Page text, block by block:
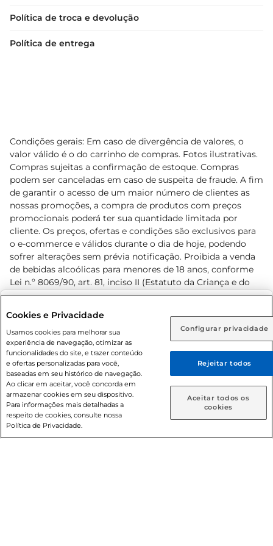
Rio de Janeiro (RJ) Goiás (GO)
Ou
Caso queira comprar online, informe como deseja receber
suas compras:
Entrega em casa Retire em Loja
Política de troca e devolução
Política de entrega
Condições gerais: Em caso de divergência de valores, o
valor válido é o do carrinho de compras. Fotos ilustrativas.
Compras sujeitas a confirmação de estoque. Compras
podem ser canceladas em caso de suspeita de fraude. A fim
de garantir o acesso de um maior número de clientes as
nossas promoções, a compra de produtos com preços
promocionais poderá ter sua quantidade limitada por
cliente. Os preços, ofertas e condições são exclusivos para
o e-commerce e válidos durante o dia de hoje, podendo
sofrer alterações sem prévia notificação. Proibida a venda
de bebidas alcoólicas para menores de 18 anos, conforme
Lei n.º 8069/90, art. 81, inciso II (Estatuto da Criança e do
Adolescente). Preços e condições exclusivos para o
prévio. O valor mínimo para as compras on-line é de R$
80,00.
© 2026 Copyright. Todos os direitos
reservados Prezunic.
Cookies e Privacidade
Usamos cookies para melhorar sua
experiência de navegação, otimizar as
funcionalidades do site, e trazer conteúdo
e ofertas personalizadas para você,
baseadas em seu histórico de navegação.
Ao clicar em aceitar, você concorda em
armazenar cookies em seu dispositivo.
Para informações mais detalhadas a
respeito de cookies, consulte nossa
Política de Privacidade.
Configurar privacidade
Rejeitar todos
Aceitar todos os
cookies